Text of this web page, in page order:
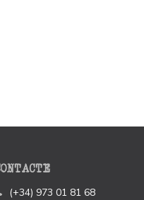
(+34) 973 01 81 68